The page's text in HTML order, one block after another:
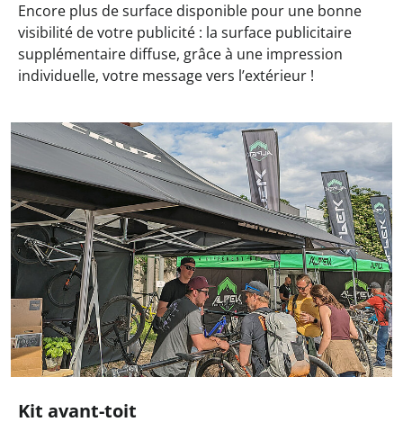
Encore plus de surface disponible pour une bonne
visibilité de votre publicité : la surface publicitaire
supplémentaire diffuse, grâce à une impression
individuelle, votre message vers l’extérieur !
Kit avant-toit